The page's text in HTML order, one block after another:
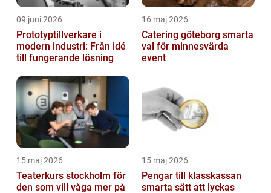
09 juni 2026
Prototyptillverkare i
modern industri: Från idé
till fungerande lösning
16 maj 2026
Catering göteborg smarta
val för minnesvärda
event
15 maj 2026
Teaterkurs stockholm för
den som vill våga mer på
15 maj 2026
Pengar till klasskassan
smarta sätt att lyckas